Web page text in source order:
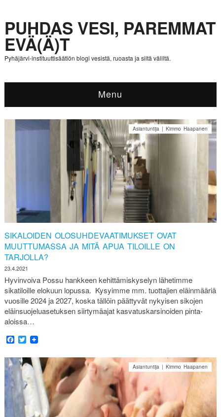
PUHDAS VESI, PAREMMAT
EVÄ(Ä)T
Pyhäjärvi-instituuttisäätiön blogi vesistä, ruoasta ja siltä väliltä.
Menu
SIKALOIDEN OLOSUHDEVAATIMUKSET OVAT
MUUTTUMASSA JA MITÄ APUA TILOILLE ON
TARJOLLA?
23.4.2021
Asiantuntija | Kimmo Haapanen
Hyvinvoiva Possu hankkeen kehittämiskyselyn lähetimme
sikatiloille elokuun lopussa. Kysyimme mm. tuottajien eläinmääriä
vuosille 2024 ja 2027, koska tällöin päättyvät nykyisen sikojen
eläinsuojeluasetuksen siirtymäajat kasvatuskarsinoiden pinta-
aloissa…
Facebook
Twitter
Asiantuntija | Kimmo Haapanen